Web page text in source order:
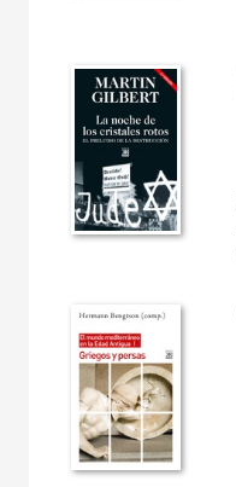
Papel
Rústica
Catálogos PDF